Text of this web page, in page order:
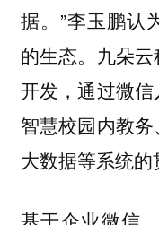
据。”李玉鹏认
的生态。九朵
开发，通过微
智慧校园内教务
大数据等系统的